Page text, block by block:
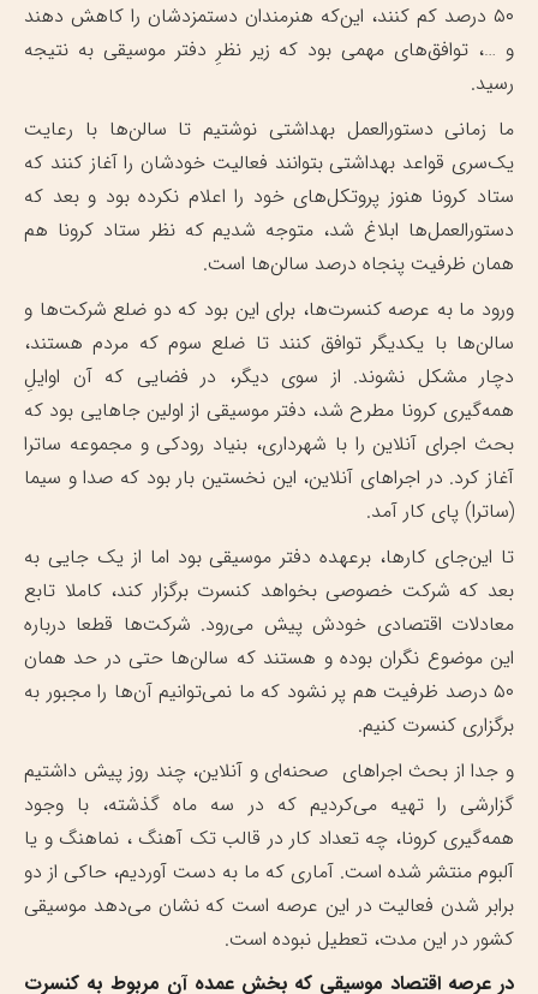
۵۰ درصد کم کنند، این‌که هنرمندان دستمزدشان را کاهش دهند
و …، توافق‌های مهمی بود که زیر نظرِ دفتر موسیقی به نتیجه
رسید.
ما زمانی دستورالعمل بهداشتی نوشتیم تا سالن‌ها با رعایت
یک‌سری قواعد بهداشتی بتوانند فعالیت خودشان را آغاز کنند که
ستاد کرونا هنوز پروتکل‌های خود را اعلام نکرده بود و بعد که
دستورالعمل‌ها ابلاغ شد، متوجه شدیم که نظر ستاد کرونا هم
همان ظرفیت پنجاه درصد سالن‌ها است.
ورود ما به عرصه کنسرت‌ها، برای این بود که دو ضلع شرکت‌ها و
سالن‌ها با یکدیگر توافق کنند تا ضلع سوم که مردم هستند،
دچار مشکل نشوند. از سوی دیگر، در فضایی که آن اوایلِ
همه‌گیری کرونا مطرح شد، دفتر موسیقی از اولین جاهایی بود که
بحث اجرای آنلاین را با شهرداری، بنیاد رودکی و مجموعه ساترا
آغاز کرد. در اجراهای آنلاین، این نخستین بار بود که صدا و سیما
(ساترا) پای کار آمد.
تا این‌جای کارها، برعهده دفتر موسیقی بود اما از یک جایی به
بعد که شرکت خصوصی بخواهد کنسرت برگزار کند، کاملا تابع
معادلات اقتصادی خودش پیش می‌رود. شرکت‌ها قطعا درباره
این موضوع نگران بوده و هستند که سالن‌ها حتی در حد همان
۵۰ درصد ظرفیت هم پر نشود که ما نمی‌توانیم آن‌ها را مجبور به
برگزاری کنسرت کنیم.
و جدا از بحث اجراهای صحنه‌ای و آنلاین، چند روز پیش داشتیم
گزارشی را تهیه می‌کردیم که در سه ماه گذشته، با وجود
همه‌گیری کرونا، چه تعداد کار در قالب تک آهنگ ، نماهنگ و یا
آلبوم منتشر شده است. آماری که ما به دست آوردیم، حاکی از دو
برابر شدن فعالیت در این عرصه است که نشان می‌دهد موسیقی
کشور در این مدت، تعطیل نبوده است.
در عرصه اقتصاد موسیقی که بخشِ عمده آن مربوط به کنسرت